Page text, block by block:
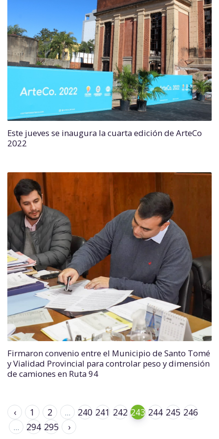
Este jueves se inaugura la cuarta edición de ArteCo
2022
Firmaron convenio entre el Municipio de Santo Tomé
y Vialidad Provincial para controlar peso y dimensión
de camiones en Ruta 94
‹ 1 2 ... 240 241 242 243 244 245 246
...
294 295 ›